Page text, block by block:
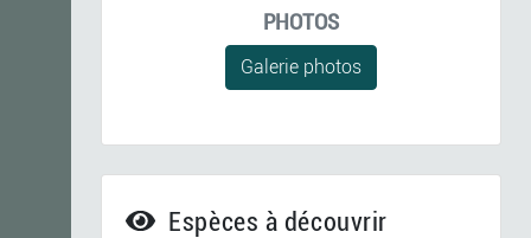
PHOTOS
Galerie photos
Espèces à découvrir